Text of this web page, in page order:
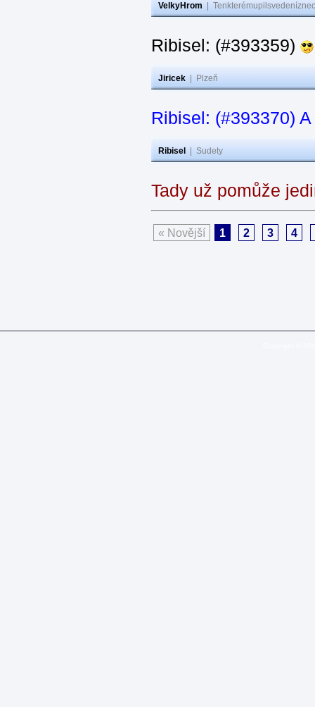
VelkyHrom
Ribisel: (#393359)
Jiricek Plzeň
Ribisel: (#393370)
Ribisel Sudety
Tady už pomůže
« Novější 1 2 3 4